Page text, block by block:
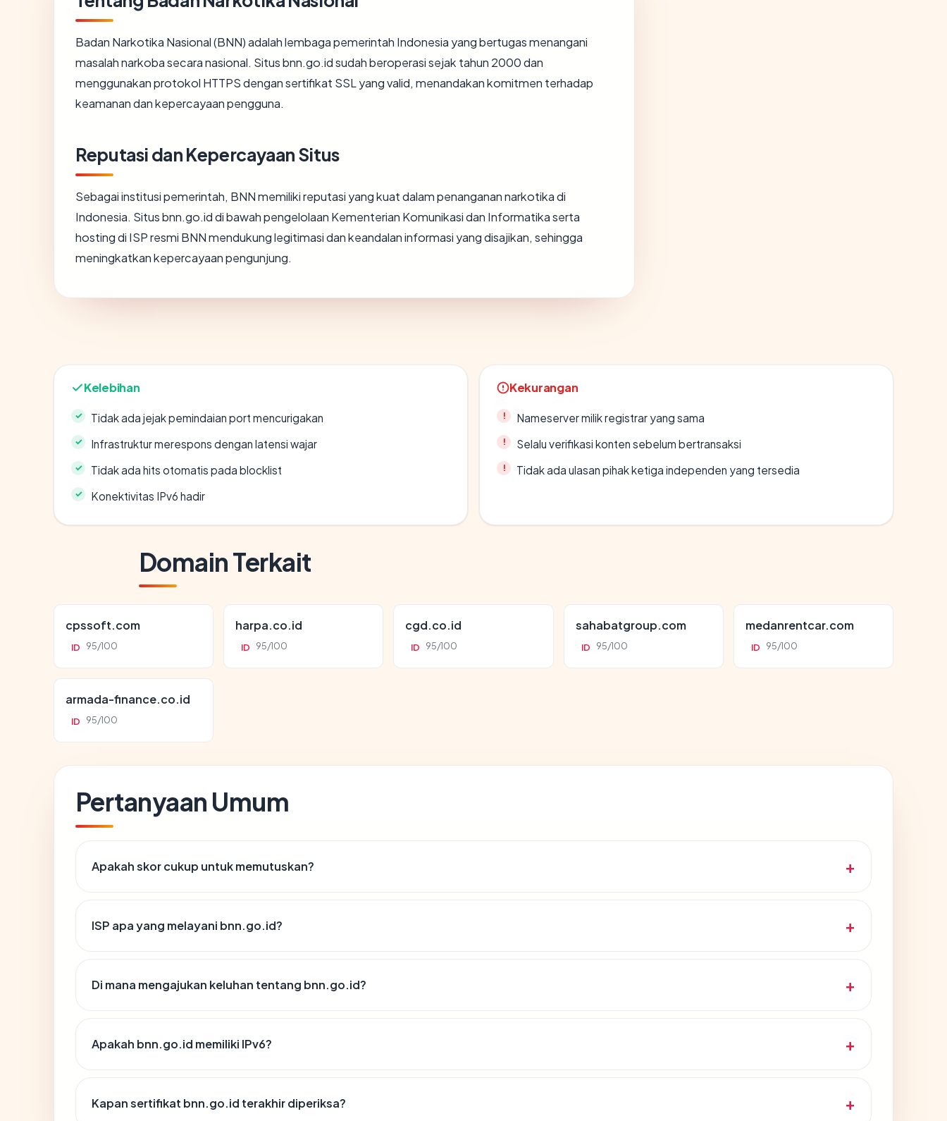
Badan Narkotika Nasional (BNN) adalah lembaga pemerintah Indonesia yang bertugas menangani
masalah narkoba secara nasional. Situs bnn.go.id sudah beroperasi sejak tahun 2000 dan
menggunakan protokol HTTPS dengan sertifikat SSL yang valid, menandakan komitmen terhadap
keamanan dan kepercayaan pengguna.
Reputasi dan Kepercayaan Situs
Sebagai institusi pemerintah, BNN memiliki reputasi yang kuat dalam penanganan narkotika di
Indonesia. Situs bnn.go.id di bawah pengelolaan Kementerian Komunikasi dan Informatika serta
hosting di ISP resmi BNN mendukung legitimasi dan keandalan informasi yang disajikan, sehingga
meningkatkan kepercayaan pengunjung.
Kelebihan
Tidak ada jejak pemindaian port mencurigakan
Infrastruktur merespons dengan latensi wajar
Tidak ada hits otomatis pada blocklist
Konektivitas IPv6 hadir
Kekurangan
Nameserver milik registrar yang sama
Selalu verifikasi konten sebelum bertransaksi
Tidak ada ulasan pihak ketiga independen yang tersedia
Domain Terkait
cpssoft.com
ID 95/100
harpa.co.id
ID 95/100
cgd.co.id
ID 95/100
sahabatgroup.com
ID 95/100
medanrentcar.com
ID 95/100
armada-finance.co.id
ID 95/100
Pertanyaan Umum
Apakah skor cukup untuk memutuskan?
ISP apa yang melayani bnn.go.id?
Di mana mengajukan keluhan tentang bnn.go.id?
Apakah bnn.go.id memiliki IPv6?
Kapan sertifikat bnn.go.id terakhir diperiksa?